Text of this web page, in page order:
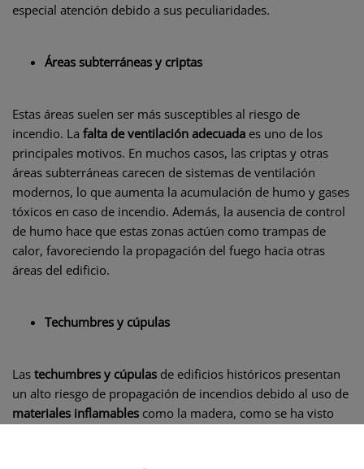
especial atención debido a sus peculiaridades.
Áreas subterráneas y criptas
Estas áreas suelen ser más susceptibles al riesgo de
incendio. La falta de ventilación adecuada es uno de los
principales motivos. En muchos casos, las criptas y otras
áreas subterráneas carecen de sistemas de ventilación
modernos, lo que aumenta la acumulación de humo y gases
tóxicos en caso de incendio. Además, la ausencia de control
de humo hace que estas zonas actúen como trampas de
calor, favoreciendo la propagación del fuego hacia otras
áreas del edificio.
Techumbres y cúpulas
Las techumbres y cúpulas de edificios históricos presentan
un alto riesgo de propagación de incendios debido al uso de
materiales inflamables como la madera, como se ha visto